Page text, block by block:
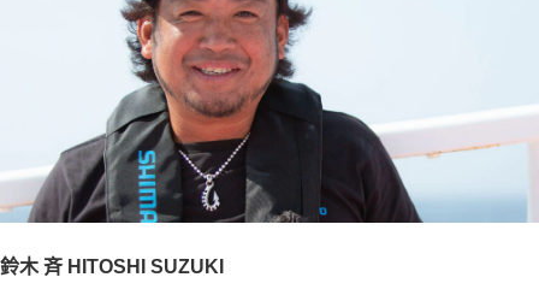
鈴木 斉 HITOSHI SUZUKI